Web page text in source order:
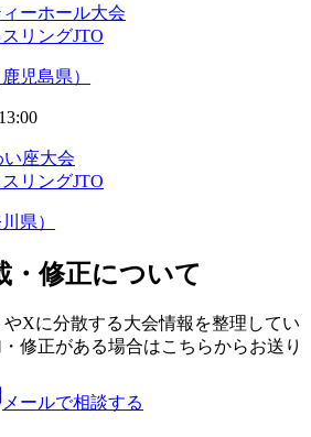
ーホール大会
リングJTO
児島県）
い座大会
リングJTO
県）
・修正について
Xに分散する大会情報を整理してい
修正がある場合はこちらからお送り
メールで相談する